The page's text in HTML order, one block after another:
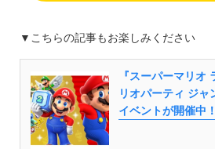
▼こちらの記事もお楽しみください
『スーパーマリオ
リオパーティ ジャ
イベントが開催中